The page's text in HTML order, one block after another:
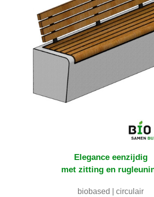
Elegance eenzijdig
met zitting en
biobased | circulair